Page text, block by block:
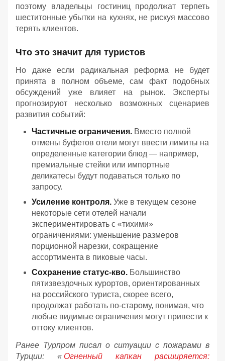
поэтому владельцы гостиниц продолжат терпеть
шеститонные убытки на кухнях, не рискуя массово
терять клиентов.
Что это значит для туристов
Но даже если радикальная реформа не будет
принята в полном объеме, сам факт подобных
обсуждений уже влияет на рынок. Эксперты
прогнозируют несколько возможных сценариев
развития событий:
Частичные ограничения. Вместо полной
отмены буфетов отели могут ввести лимиты на
определенные категории блюд — например,
премиальные стейки или импортные
деликатесы будут подаваться только по
запросу.
Усиление контроля. Уже в текущем сезоне
некоторые сети отелей начали
экспериментировать с «тихими»
ограничениями: уменьшение размеров
порционной нарезки, сокращение
ассортимента в пиковые часы.
Сохранение статус-кво. Большинство
пятизвездочных курортов, ориентированных
на российского туриста, скорее всего,
продолжат работать по-старому, понимая, что
любые видимые ограничения могут привести к
оттоку клиентов.
Ранее Турпром писал о ситуации с пожарами в
Турции: « Огненный капкан расширяется: